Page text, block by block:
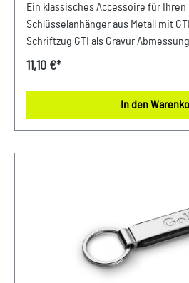
Ein klassisches Accessoire für Ihren
Schlüsselanhänger aus Metall mit
Schriftzug GTI als Gravur
Hochwertige Kombination aus Metall und
11,10 €*
In den